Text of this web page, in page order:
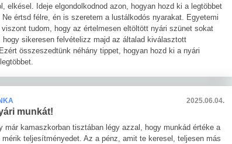
elkésel. Ideje elgondolkodnod azon, hogyan hozd ki a legtöbbet
Ne értsd félre, én is szeretem a lustálkodós nyarakat. Egyetemi
viszont tudom, hogy az értelmesen eltöltött nyári szünet sokat
hogy sikeresen felvételizz majd az általad kiválasztott
összeszedtünk néhány tippet, hogyan hozd ki a nyári
2025.06.04.
munkát!
már kamaszkorban tisztában légy azzal, hogy munkád értéke a
mérik teljesítményedet. Az a pénz, amit te keresel, teljesen más